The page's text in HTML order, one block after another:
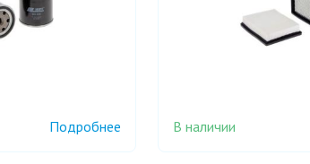
Подробнее В наличии